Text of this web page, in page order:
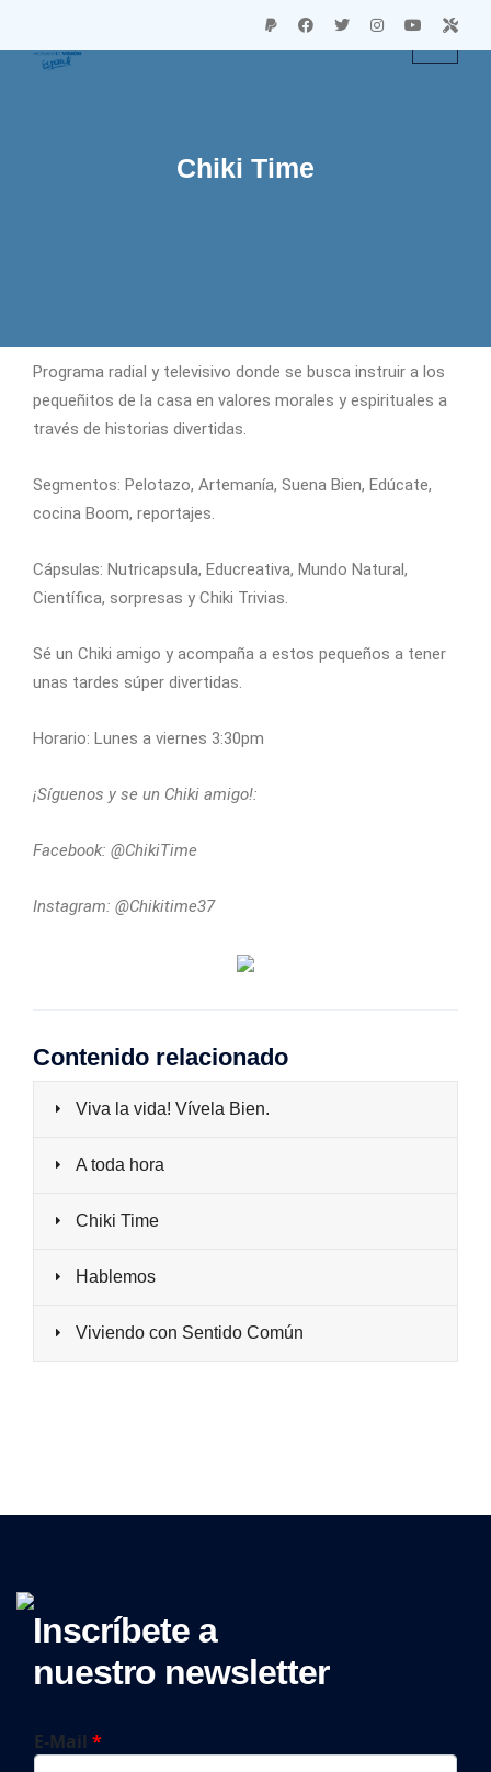
Chiki Time
Contenido relacionado
Viva la vida! Vívela Bien.
A toda hora
Chiki Time
Hablemos
Viviendo con Sentido Común
Programa radial y televisivo donde se busca instruir a los
pequeñitos de la casa en valores morales y espirituales a
través de historias divertidas.
Segmentos: Pelotazo, Artemanía, Suena Bien, Edúcate,
cocina Boom, reportajes.
Cápsulas: Nutricapsula, Educreativa, Mundo Natural,
Científica, sorpresas y Chiki Trivias.
Sé un Chiki amigo y acompaña a estos pequeños a tener
unas tardes súper divertidas.
Horario: Lunes a viernes 3:30pm
¡Síguenos y se un Chiki amigo!:
Facebook: @ChikiTime
Instagram: @Chikitime37
Inscríbete a
nuestro newsletter